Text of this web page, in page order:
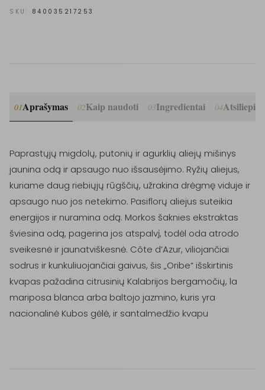
SKU: 840035217253
01Aprašymas 02Kaip naudoti 03Ingredientai 04
Paprastųjų migdolų, putonių ir agurklių aliejų mišinys
jaunina odą ir apsaugo nuo išsausėjimo. Ryžių aliejus,
kuriame daug riebiųjų rūgščių, užrakina drėgmę viduje ir
apsaugo nuo jos netekimo. Pasiflorų aliejus suteikia
energijos ir nuramina odą. Morkos šaknies ekstraktas
šviesina odą, pagerina jos atspalvį, todėl oda atrodo
sveikesnė ir jaunatviškesnė. Côte d’Azur, viliojančiai
sodrus ir kunkuliuojančiai gaivus, šis „Oribe“ išskirtinis
kvapas pažadina citrusinių Kalabrijos bergamočių, la
mariposa blanca arba baltojo jazmino, kuris yra
nacionalinė Kubos gėlė, ir santalmedžio kvapu